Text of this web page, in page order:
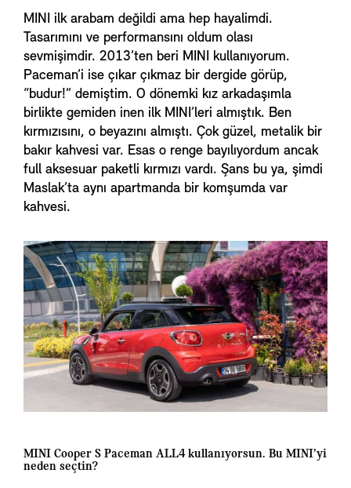
MINI ilk arabam değildi ama hep hayalimdi.
Tasarımını ve performansını oldum olası
sevmişimdir. 2013’ten beri MINI kullanıyorum.
Paceman’i ise çıkar çıkmaz bir dergide görüp,
“budur!” demiştim. O dönemki kız arkadaşımla
birlikte gemiden inen ilk MINI’leri almıştık. Ben
kırmızısını, o beyazını almıştı. Çok güzel, metalik bir
bakır kahvesi var. Esas o renge bayılıyordum ancak
full aksesuar paketli kırmızı vardı. Şans bu ya, şimdi
Maslak’ta aynı apartmanda bir komşumda var
kahvesi.
MINI Cooper S Paceman ALL4 kullanıyorsun. Bu MINI’yi
neden seçtin?